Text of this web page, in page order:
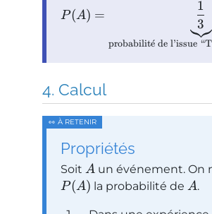
P(A) =
probabilite
ˊ de l’issue
3
1
Calcul
Propriétés
Soit A un événement. On
P(A) la probabilité de A.